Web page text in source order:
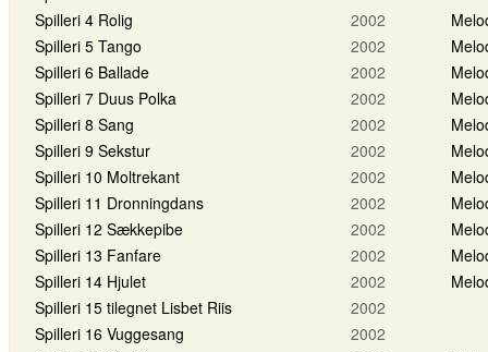
Spilleri 4 Rolig
2002
Spilleri 5 Tango
2002
Spilleri 6 Ballade
2002
Spilleri 7 Duus Polka
2002
Spilleri 8 Sang
2002
Spilleri 9 Sekstur
2002
Spilleri 10 Moltrekant
2002
Spilleri 11 Dronningdans
2002
Spilleri 12 Sækkepibe
2002
Spilleri 13 Fanfare
2002
Spilleri 14 Hjulet
2002
Spilleri 15 tilegnet Lisbet Riis
2002
Spilleri 16 Vuggesang
2002